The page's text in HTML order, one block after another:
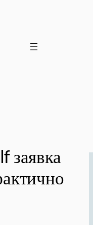
заявка